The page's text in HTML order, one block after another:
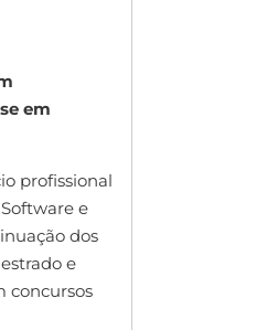
em
profissional
e
dos
e
concursos